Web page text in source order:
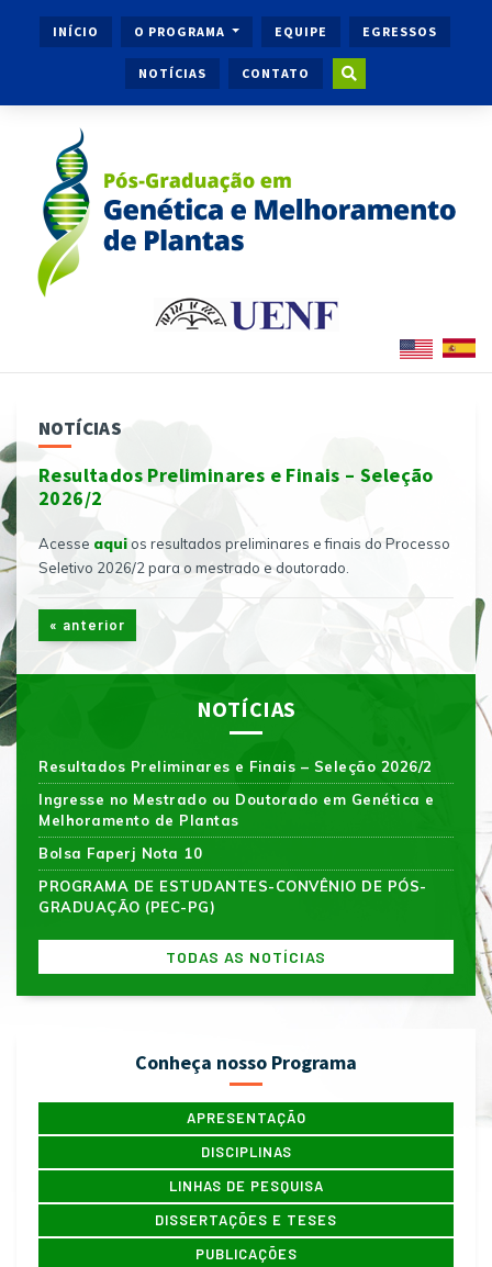
INÍCIO O PROGRAMA EQUIPE EGRESSOS
NOTÍCIAS CONTATO
NOTÍCIAS
Resultados Preliminares e Finais – Seleção
2026/2
Acesse aquios resultados preliminares e finais do Processo
Seletivo 2026/2 para o mestrado e doutorado.
« anterior
NOTÍCIAS
Resultados Preliminares e Finais – Seleção 2026/2
Ingresse no Mestrado ou Doutorado em Genética e
Melhoramento de Plantas
Bolsa Faperj Nota 10
PROGRAMA DE ESTUDANTES-CONVÊNIO DE PÓS-
GRADUAÇÃO (PEC-PG)
TODAS AS NOTÍCIAS
Conheça nosso Programa
APRESENTAÇÃO
DISCIPLINAS
LINHAS DE PESQUISA
DISSERTAÇÕES E TESES
PUBLICAÇÕES